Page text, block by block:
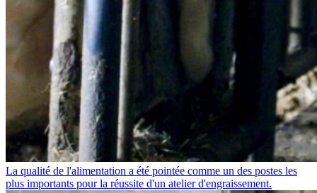
La qualité de l'alimentation a été pointée comme un des postes les
plus importants pour la réussite d'un atelier d'engraissement.